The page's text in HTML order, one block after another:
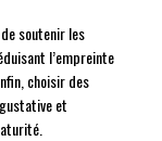
soutenir les
l’empreinte
choisir des
et